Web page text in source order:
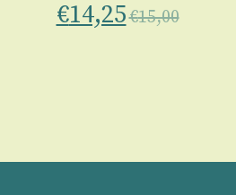
€14,25€15,00